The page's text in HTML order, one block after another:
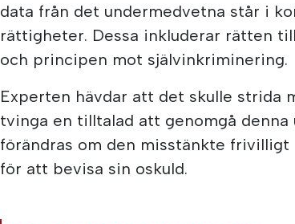
data från det undermedvetna står i
rättigheter. Dessa inkluderar rätten
och principen mot självinkriminering.
Experten hävdar att det skulle strida
tvinga en tilltalad att genomgå denna
förändras om den misstänkte
för att bevisa sin oskuld.